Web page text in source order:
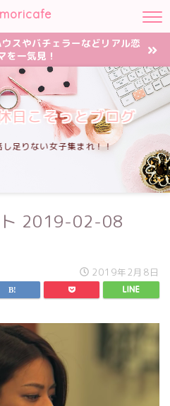
スやバチェラーなどリアル恋
を一気見！
日こそっとブログ
足りない女子集まれ！！
ト 2019-02-08
2019年2月8日